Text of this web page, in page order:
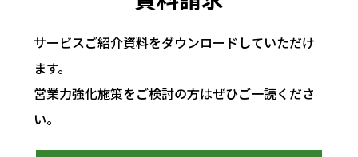
サービスご紹介資料をダウンロードしていただけ
ます。
営業力強化施策をご検討の方はぜひご一読くださ
い。